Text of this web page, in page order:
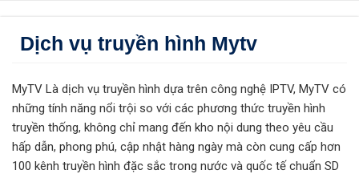
Dịch vụ truyền hình Mytv
MyTV Là dịch vụ truyền hình dựa trên công nghệ IPTV, MyTV có
những tính năng nổi trội so với các phương thức truyền hình
truyền thống, không chỉ mang đến kho nội dung theo yêu cầu
hấp dẫn, phong phú, cập nhật hàng ngày mà còn cung cấp hơn
100 kênh truyền hình đặc sắc trong nước và quốc tế chuẩn SD